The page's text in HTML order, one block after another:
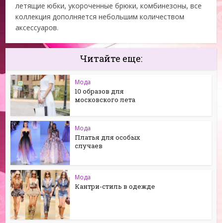
летящие юбки, укороченные брюки, комбинезоны, все
коллекция дополняется небольшим количеством
аксессуаров.
Читайте еще:
Мода
10 образов для
московского лета
Мода
Платья для особых
случаев
Мода
Кантри-стиль в одежде